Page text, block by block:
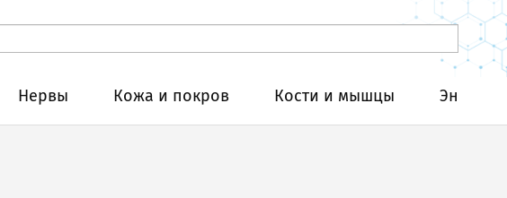
Нервы Кожа и покров Кости и мышцы